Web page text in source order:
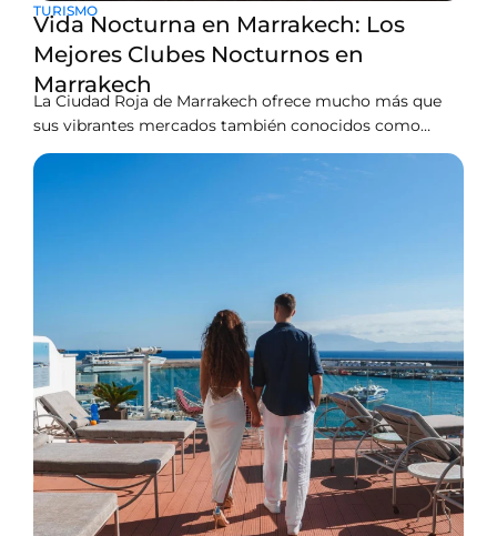
TURISMO
Vida Nocturna en Marrakech: Los
Mejores Clubes Nocturnos en
Marrakech
La Ciudad Roja de Marrakech ofrece mucho más que
sus vibrantes mercados también conocidos como
zocos coloridos, arquitectura vintage y un cielo
hipnotizante sobre dunas doradas. Esta antigua y
floreciente ciudad de Marruecos es conocida por su